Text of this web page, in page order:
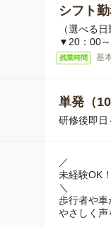
シフト
（選べる日
▼20：00
残業時間 基
単発（
研修後即
／
未経験OK
＼
歩行者や車
やさしく声